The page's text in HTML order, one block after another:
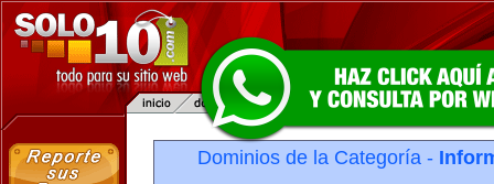
Dominios de la Categoría -